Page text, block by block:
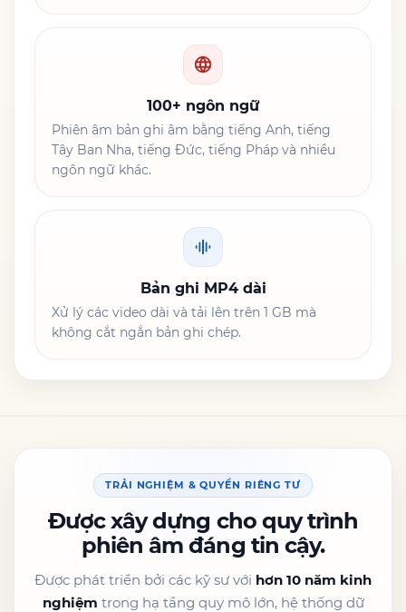
100+ ngôn ngữ
Phiên âm bản ghi âm bằng tiếng Anh, tiếng
Tây Ban Nha, tiếng Đức, tiếng Pháp và nhiều
ngôn ngữ khác.
Bản ghi MP4 dài
Xử lý các video dài và tải lên trên 1 GB mà
không cắt ngắn bản ghi chép.
TRẢI NGHIỆM & QUYỀN RIÊNG TƯ
Được xây dựng cho quy trình
phiên âm đáng tin cậy.
Được phát triển bởi các kỹ sư với hơn 10 năm kinh
nghiệm trong hạ tầng quy mô lớn, hệ thống dữ